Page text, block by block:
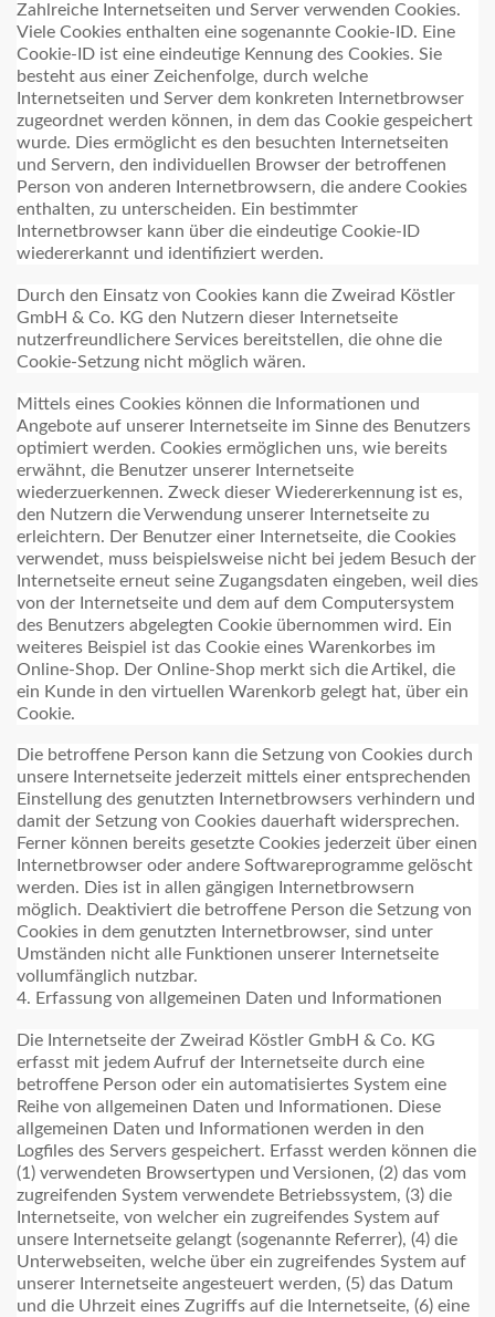
Zahlreiche Internetseiten und Server verwenden Cookies.
Viele Cookies enthalten eine sogenannte Cookie-ID. Eine
Cookie-ID ist eine eindeutige Kennung des Cookies. Sie
besteht aus einer Zeichenfolge, durch welche
Internetseiten und Server dem konkreten Internetbrowser
zugeordnet werden können, in dem das Cookie gespeichert
wurde. Dies ermöglicht es den besuchten Internetseiten
und Servern, den individuellen Browser der betroffenen
Person von anderen Internetbrowsern, die andere Cookies
enthalten, zu unterscheiden. Ein bestimmter
Internetbrowser kann über die eindeutige Cookie-ID
wiedererkannt und identifiziert werden.
Durch den Einsatz von Cookies kann die Zweirad Köstler
GmbH & Co. KG den Nutzern dieser Internetseite
nutzerfreundlichere Services bereitstellen, die ohne die
Cookie-Setzung nicht möglich wären.
Mittels eines Cookies können die Informationen und
Angebote auf unserer Internetseite im Sinne des Benutzers
optimiert werden. Cookies ermöglichen uns, wie bereits
erwähnt, die Benutzer unserer Internetseite
wiederzuerkennen. Zweck dieser Wiedererkennung ist es,
den Nutzern die Verwendung unserer Internetseite zu
erleichtern. Der Benutzer einer Internetseite, die Cookies
verwendet, muss beispielsweise nicht bei jedem Besuch der
Internetseite erneut seine Zugangsdaten eingeben, weil dies
von der Internetseite und dem auf dem Computersystem
des Benutzers abgelegten Cookie übernommen wird. Ein
weiteres Beispiel ist das Cookie eines Warenkorbes im
Online-Shop. Der Online-Shop merkt sich die Artikel, die
ein Kunde in den virtuellen Warenkorb gelegt hat, über ein
Cookie.
Die betroffene Person kann die Setzung von Cookies durch
unsere Internetseite jederzeit mittels einer entsprechenden
Einstellung des genutzten Internetbrowsers verhindern und
damit der Setzung von Cookies dauerhaft widersprechen.
Ferner können bereits gesetzte Cookies jederzeit über einen
Internetbrowser oder andere Softwareprogramme gelöscht
werden. Dies ist in allen gängigen Internetbrowsern
möglich. Deaktiviert die betroffene Person die Setzung von
Cookies in dem genutzten Internetbrowser, sind unter
Umständen nicht alle Funktionen unserer Internetseite
vollumfänglich nutzbar.
4. Erfassung von allgemeinen Daten und Informationen
Die Internetseite der Zweirad Köstler GmbH & Co. KG
erfasst mit jedem Aufruf der Internetseite durch eine
betroffene Person oder ein automatisiertes System eine
Reihe von allgemeinen Daten und Informationen. Diese
allgemeinen Daten und Informationen werden in den
Logfiles des Servers gespeichert. Erfasst werden können die
(1) verwendeten Browsertypen und Versionen, (2) das vom
zugreifenden System verwendete Betriebssystem, (3) die
Internetseite, von welcher ein zugreifendes System auf
unsere Internetseite gelangt (sogenannte Referrer), (4) die
Unterwebseiten, welche über ein zugreifendes System auf
unserer Internetseite angesteuert werden, (5) das Datum
und die Uhrzeit eines Zugriffs auf die Internetseite, (6) eine